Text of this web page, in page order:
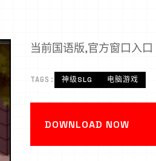
当前国语版,官方窗口入口
TAGS: 神级SLG 电脑游戏
DOWNLOAD NOW